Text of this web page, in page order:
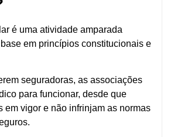
é uma atividade amparada
em princípios constitucionais e
seguradoras, as associações
para funcionar, desde que
em vigor e não infrinjam as normas